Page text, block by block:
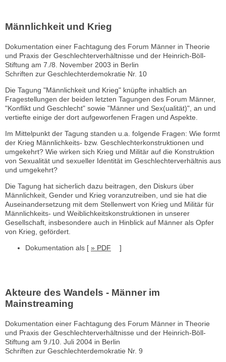
Männlichkeit und Krieg
Dokumentation einer Fachtagung des Forum Männer in Theorie
und Praxis der Geschlechterverhältnisse und der Heinrich-Böll-
Stiftung am 7./8. November 2003 in Berlin
Schriften zur Geschlechterdemokratie Nr. 10
Die Tagung "Männlichkeit und Krieg" knüpfte inhaltlich an
Fragestellungen der beiden letzten Tagungen des Forum Männer,
"Konflikt und Geschlecht" sowie "Männer und Sex(ualität)", an und
vertiefte einige der dort aufgeworfenen Fragen und Aspekte.
Im Mittelpunkt der Tagung standen u.a. folgende Fragen: Wie formt
der Krieg Männlichkeits- bzw. Geschlechterkonstruktionen und
umgekehrt? Wie wirken sich Krieg und Militär auf die Konstruktion
von Sexualität und sexueller Identität im Geschlechterverhältnis aus
und umgekehrt?
Die Tagung hat sicherlich dazu beitragen, den Diskurs über
Männlichkeit, Gender und Krieg voranzutreiben, und sie hat die
Auseinandersetzung mit dem Stellenwert von Krieg und Militär für
Männlichkeits- und Weiblichkeitskonstruktionen in unserer
Gesellschaft, insbesondere auch in Hinblick auf Männer als Opfer
von Krieg, gefördert.
Dokumentation als [ » PDF ]
Akteure des Wandels - Männer im
Mainstreaming
Dokumentation einer Fachtagung des Forum Männer in Theorie
und Praxis der Geschlechterverhältnisse und der Heinrich-Böll-
Stiftung am 9./10. Juli 2004 in Berlin
Schriften zur Geschlechterdemokratie Nr. 9